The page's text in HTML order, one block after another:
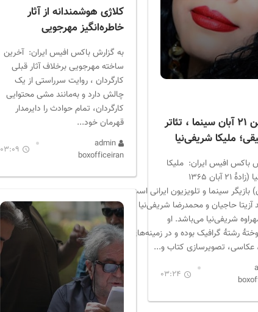
متولدین ۲۱ آبان سینما ، تئاتر
ملیکا شریفی‌نیا
باکس افیس ایران: ملیکا
شریفی‌نیا (زادهٔ ۲۱ آبان ۱۳۶۵
بازیگر سینما و تلویزیون ایرانی است.
آزیتا حاجیان و محمدرضا شریفی‌نیا و
شریفی‌نیا می‌باشد. او
رشتهٔ گرافیک بوده و در زمینه‌های
عکاسی، تصویرسازی کتاب و...
03:24
کلاژی هوشمندانه از آثار
خاطره‌انگیز مهرجویی
به گزارش باکس افیس ایران: آخرین
ساخته مهرجویی برخلاف آثار قبلی
کارگردان ، روایت سرراستی از یک
چالش دارد و به‌مانند مشی محتوایی
کارگردان، تمام حوادث را دایرمدار
قهرمان خود...
admin
boxofficeiran
03:09